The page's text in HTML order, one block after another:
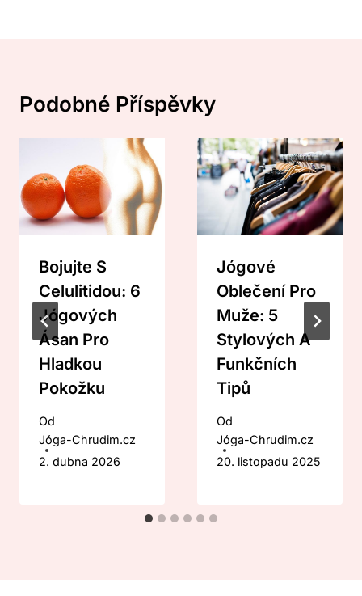
Podobné Příspěvky
Bojujte S
Celulitidou: 6
Jógových
Ásan Pro
Hladkou
Pokožku
Od
Jóga-Chrudim.cz
2. dubna 2026
Jógové
Oblečení Pro
Muže: 5
Stylových A
Funkčních
Tipů
Od
Jóga-Chrudim.cz
20. listopadu 2025